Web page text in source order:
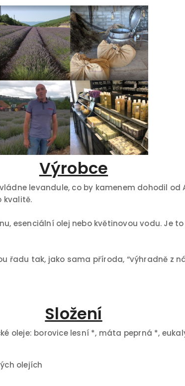
Výrobce
levandule, co by kamenem dohodil
kvalitě.
esenciální olej nebo květinovou vodu. Je
řadu tak, jako sama příroda, “výhradně z
Složení
oleje: borovice lesní *, máta peprná *,
olejích